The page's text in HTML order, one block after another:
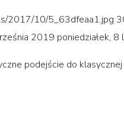
2017/10/5_63dfeaa1.jpg
2019 poniedziałek,
podejście do